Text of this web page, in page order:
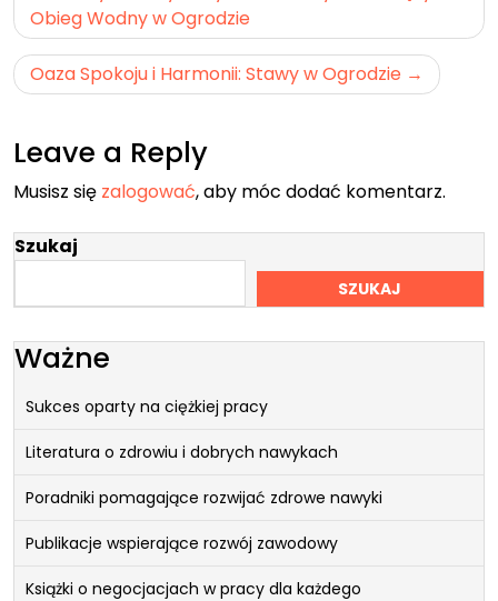
wpisu
Obieg Wodny w Ogrodzie
Oaza Spokoju i Harmonii: Stawy w Ogrodzie
Leave a Reply
Musisz się zalogować, aby móc dodać komentarz.
Szukaj
SZUKAJ
Ważne
Sukces oparty na ciężkiej pracy
Literatura o zdrowiu i dobrych nawykach
Poradniki pomagające rozwijać zdrowe nawyki
Publikacje wspierające rozwój zawodowy
Książki o negocjacjach w pracy dla każdego